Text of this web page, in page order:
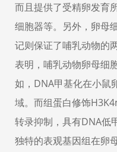
而且提供了受精卵发育
细胞器等。另外，卵母
记则保证了哺乳动物的
表明，哺乳动物卵母细
如，DNA甲基化在小鼠
域。而组蛋白修饰
转录抑制，具有DNA低
独特的表观基因组在卵